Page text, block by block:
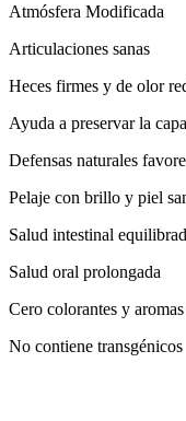
Atmósfera Modificada
Articulaciones sanas
Heces firmes y de olor
Ayuda a preservar la
Defensas naturales
Pelaje con brillo y piel
Salud intestinal
Salud oral prolongada
Cero colorantes y
No contiene transgénicos